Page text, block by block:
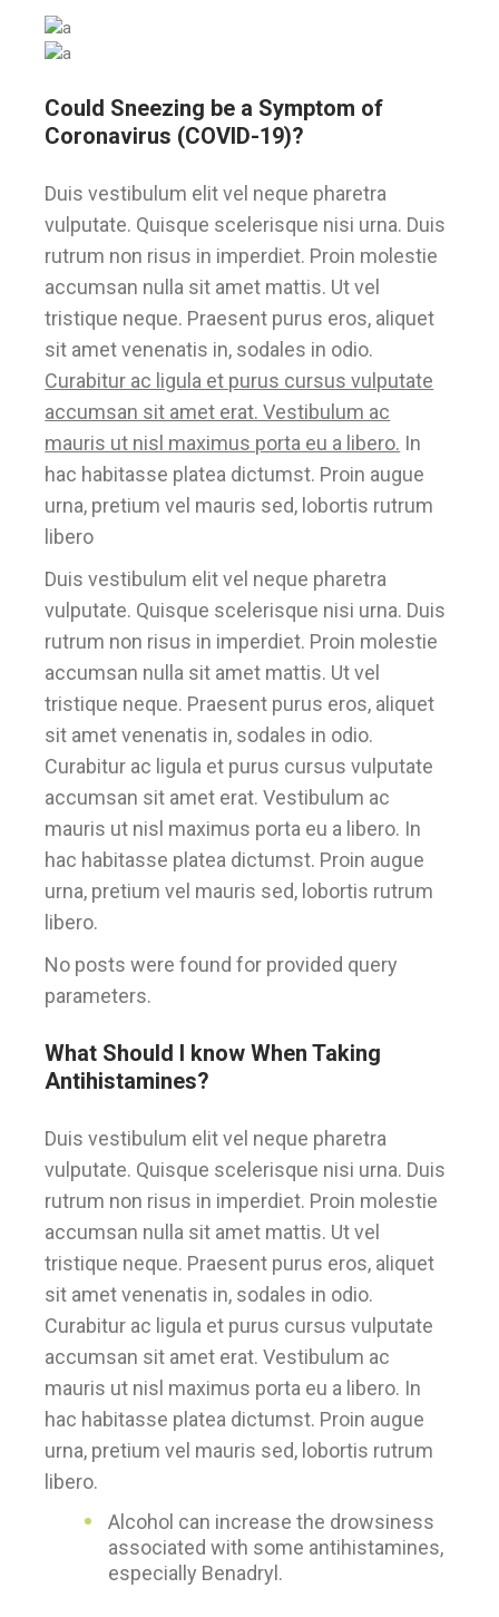
Could Sneezing be a Symptom of
Coronavirus (COVID-19)?
Duis vestibulum elit vel neque pharetra
vulputate. Quisque scelerisque nisi urna. Duis
rutrum non risus in imperdiet. Proin molestie
accumsan nulla sit amet mattis. Ut vel
tristique neque. Praesent purus eros, aliquet
sit amet venenatis in, sodales in odio.
Curabitur ac ligula et purus cursus vulputate
accumsan sit amet erat. Vestibulum ac
mauris ut nisl maximus porta eu a libero. In
hac habitasse platea dictumst. Proin augue
urna, pretium vel mauris sed, lobortis rutrum
libero
Duis vestibulum elit vel neque pharetra
vulputate. Quisque scelerisque nisi urna. Duis
rutrum non risus in imperdiet. Proin molestie
accumsan nulla sit amet mattis. Ut vel
tristique neque. Praesent purus eros, aliquet
sit amet venenatis in, sodales in odio.
Curabitur ac ligula et purus cursus vulputate
accumsan sit amet erat. Vestibulum ac
mauris ut nisl maximus porta eu a libero. In
hac habitasse platea dictumst. Proin augue
urna, pretium vel mauris sed, lobortis rutrum
libero.
No posts were found for provided query
parameters.
What Should I know When Taking
Antihistamines?
Duis vestibulum elit vel neque pharetra
vulputate. Quisque scelerisque nisi urna. Duis
rutrum non risus in imperdiet. Proin molestie
accumsan nulla sit amet mattis. Ut vel
tristique neque. Praesent purus eros, aliquet
sit amet venenatis in, sodales in odio.
Curabitur ac ligula et purus cursus vulputate
accumsan sit amet erat. Vestibulum ac
mauris ut nisl maximus porta eu a libero. In
hac habitasse platea dictumst. Proin augue
urna, pretium vel mauris sed, lobortis rutrum
libero.
Alcohol can increase the drowsiness
associated with some antihistamines,
especially Benadryl.